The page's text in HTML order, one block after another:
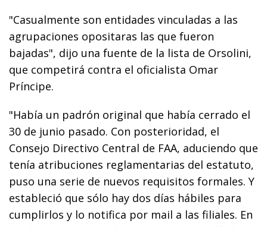
"Casualmente son entidades vinculadas a las
agrupaciones opositaras las que fueron
bajadas", dijo una fuente de la lista de Orsolini,
que competirá contra el oficialista Omar
Príncipe.
"Había un padrón original que había cerrado el
30 de junio pasado. Con posterioridad, el
Consejo Directivo Central de FAA, aduciendo que
tenía atribuciones reglamentarias del estatuto,
puso una serie de nuevos requisitos formales. Y
estableció que sólo hay dos días hábiles para
cumplirlos y lo notifica por mail a las filiales. En